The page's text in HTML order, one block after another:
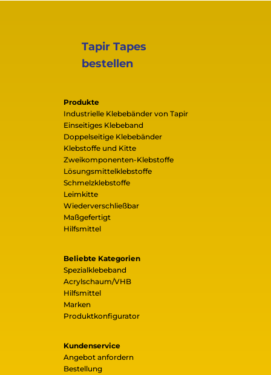
Tapir Tapes
bestellen
Produkte
Industrielle Klebebänder von Tapir
Einseitiges Klebeband
Doppelseitige Klebebänder
Klebstoffe und Kitte
Zweikomponenten-Klebstoffe
Lösungsmittelklebstoffe
Schmelzklebstoffe
Leimkitte
Wiederverschließbar
Maßgefertigt
Hilfsmittel
Beliebte Kategorien
Spezialklebeband
Acrylschaum/VHB
Hilfsmittel
Marken
Produktkonfigurator
Kundenservice
Angebot anfordern
Bestellung